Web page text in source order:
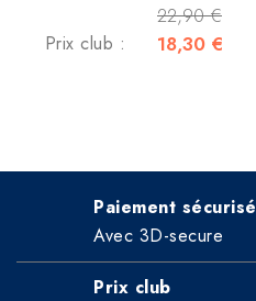
22,90 €
Prix club : 18,30 €
Paiement sécurisé
Avec 3D-secure
Prix club